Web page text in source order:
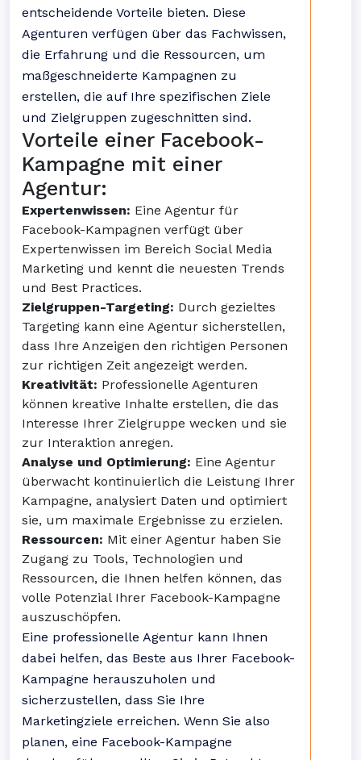
entscheidende Vorteile bieten. Diese
Agenturen verfügen über das Fachwissen,
die Erfahrung und die Ressourcen, um
maßgeschneiderte Kampagnen zu
erstellen, die auf Ihre spezifischen Ziele
und Zielgruppen zugeschnitten sind.
Vorteile einer Facebook-
Kampagne mit einer
Agentur:
Expertenwissen: Eine Agentur für
Facebook-Kampagnen verfügt über
Expertenwissen im Bereich Social Media
Marketing und kennt die neuesten Trends
und Best Practices.
Zielgruppen-Targeting: Durch gezieltes
Targeting kann eine Agentur sicherstellen,
dass Ihre Anzeigen den richtigen Personen
zur richtigen Zeit angezeigt werden.
Kreativität: Professionelle Agenturen
können kreative Inhalte erstellen, die das
Interesse Ihrer Zielgruppe wecken und sie
zur Interaktion anregen.
Analyse und Optimierung: Eine Agentur
überwacht kontinuierlich die Leistung Ihrer
Kampagne, analysiert Daten und optimiert
sie, um maximale Ergebnisse zu erzielen.
Ressourcen: Mit einer Agentur haben Sie
Zugang zu Tools, Technologien und
Ressourcen, die Ihnen helfen können, das
volle Potenzial Ihrer Facebook-Kampagne
auszuschöpfen.
Eine professionelle Agentur kann Ihnen
dabei helfen, das Beste aus Ihrer Facebook-
Kampagne herauszuholen und
sicherzustellen, dass Sie Ihre
Marketingziele erreichen. Wenn Sie also
planen, eine Facebook-Kampagne